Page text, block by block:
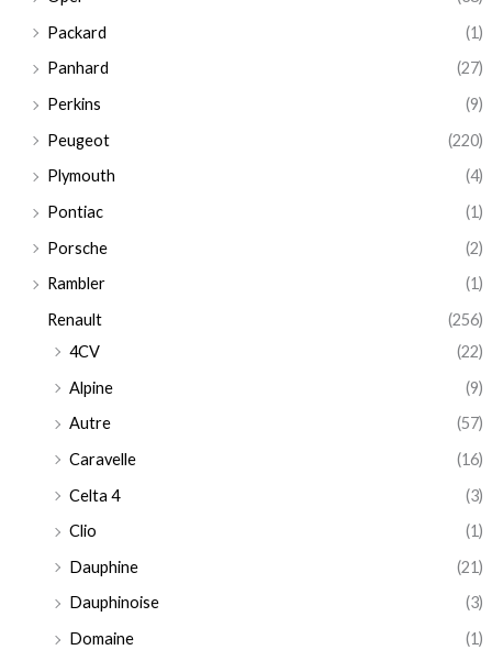
Packard
(1)
Panhard
(27)
Perkins
(9)
Peugeot
(220)
Plymouth
(4)
Pontiac
(1)
Porsche
(2)
Rambler
(1)
Renault
(256)
4CV
(22)
Alpine
(9)
Autre
(57)
Caravelle
(16)
Celta 4
(3)
Clio
(1)
Dauphine
(21)
Dauphinoise
(3)
Domaine
(1)